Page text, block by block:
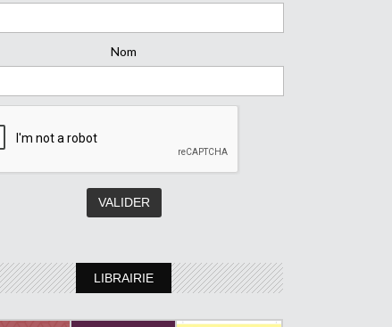
Nom
LIBRAIRIE